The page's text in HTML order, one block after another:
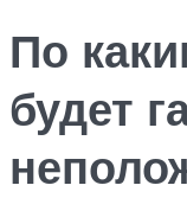
По
будет